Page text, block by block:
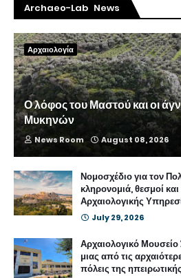
Archaeo-Lab News
Αρχαιολογία
Ο λόφος του Μαστού και οι
Μυκηνών
News Room August 08, 2026
Νομοσχέδιο για τον
κληρονομιά, θεσμοί
Αρχαιολογικής
July 29, 2026
Αρχαιολογικό
μιας από τις
πόλεις της